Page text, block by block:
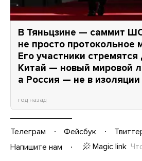
В Тяньцзине — саммит
не просто протокольное
Его участники стремятся
Китай — новый мировой
а Россия — не в изоляции
год назад
Телеграм Фейсбук
Напишите нам
Magic link